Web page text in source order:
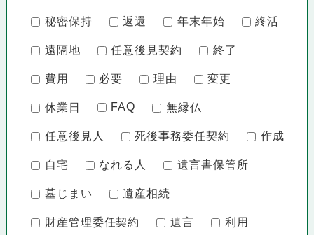
秘密保持 返還 年末年始 終活
遠隔地 任意後見契約 終了
費用 必要 理由 変更
休業日 FAQ 無縁仏
任意後見人 死後事務委任契約 作成
自宅 なれる人 遺言書保管所
墓じまい 遺産相続
財産管理委任契約 遺言 利用